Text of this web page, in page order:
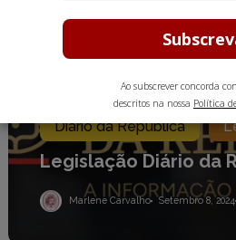
Academia do Advogado
Diário da República
Legislação Diário da
Marlene Carvalho Setembro 8, 2024
Ao subscrever concorda
descritos na nossa Política